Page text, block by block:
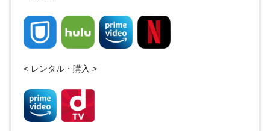
< レンタル・購入 >